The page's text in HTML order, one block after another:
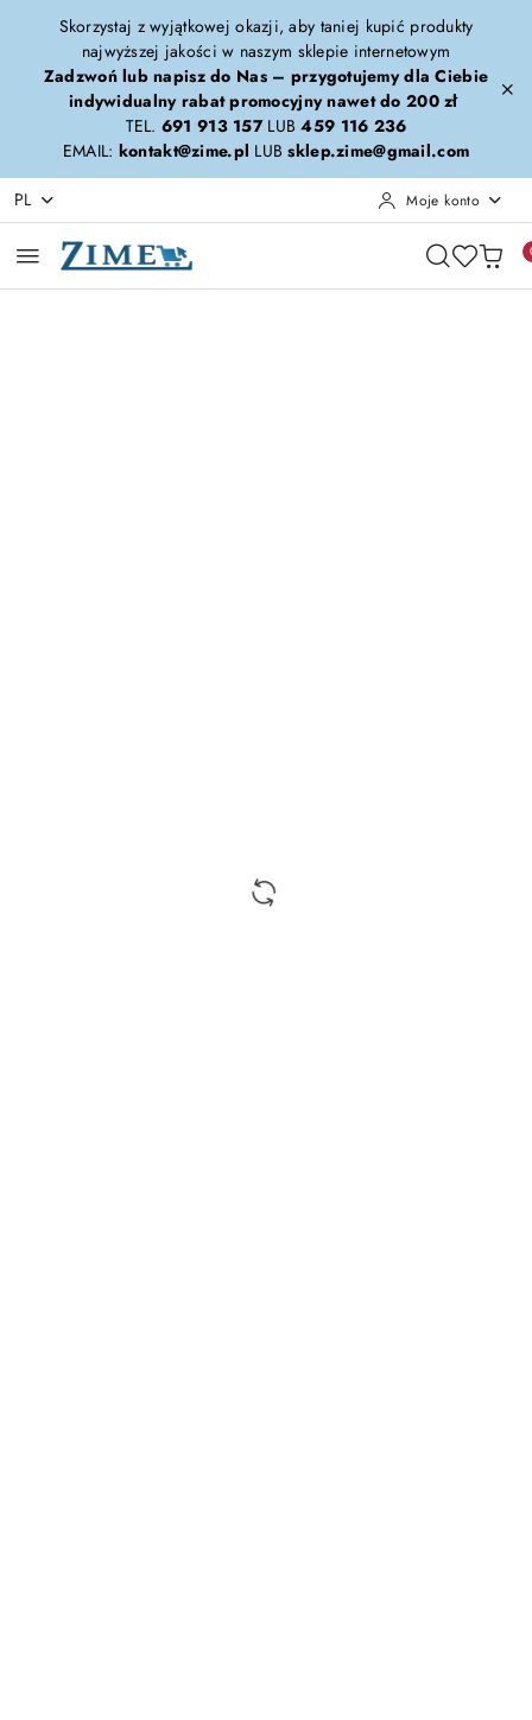
Przejdź do treści głównej
Przejdź do wyszukiwarki
Przejdź do moje konto
Przejdź do menu głównego
Przejdź do opisu produktu
Przejdź do stopki
Skorzystaj z wyjątkowej okazji, aby taniej kupić produkty
najwyższej jakości w naszym sklepie internetowym
Zadzwoń lub napisz do Nas – przygotujemy dla Ciebie
indywidualny rabat promocyjny nawet do 200 zł
TEL. 691 913 157LUB459 116 236
EMAIL: kontakt@zime.pl LUBsklep.zime@gmail.com
PL Moje konto